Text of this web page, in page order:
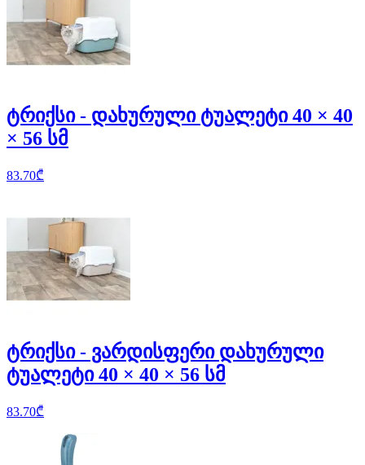
ტრიქსი - დახურული ტუალეტი 40 × 40
× 56 სმ
83.70₾
ტრიქსი - ვარდისფერი დახურული
ტუალეტი 40 × 40 × 56 სმ
83.70₾